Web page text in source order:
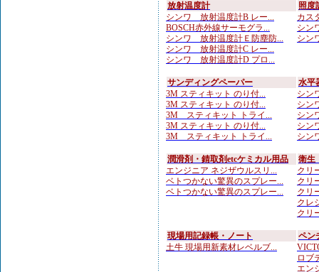
放射温度計
シンワ 放射温度計B レー...
BOSCH赤外線サーモグラ...
シンワ 放射温度計Ｅ防塵防...
シンワ 放射温度計C レー...
シンワ 放射温度計D プロ...
照度
カス
シン
シン
サンディングペーパー
3M スティキット のり付...
3M スティキット のり付...
3M スティキット トライ...
3M スティキット のり付...
3M スティキット トライ...
水平
シン
シン
シン
シン
シン
潤滑剤・錆取剤etcケミカル用品
エンジニア ネジザウルスリ...
ベトつかない驚異のスプレー...
ベトつかない驚異のスプレー...
衛生
クリ
クリ
クリ
クレ
クリ
現場用記録帳・ノート
土牛 現場用新素材レベルブ...
ペン
ロブ
エン